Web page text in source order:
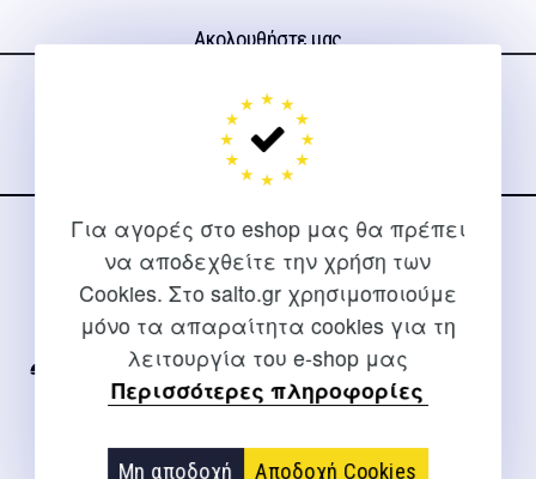
Για αγορές στο eshop μας θα πρέπει
να αποδεχθείτε την χρήση των
Cookies. Στο salto.gr χρησιμοποιούμε
μόνο τα απαραίτητα cookies για τη
λειτουργία του e-shop μας
Περισσότερες πληροφορίες
Μη αποδοχή Αποδοχή Cookies
25,00 €.
Ακολουθήστε μας
ΕΠΙΚΟΙΝΩΝΊΑ
Για διευκρινίσεις και υποστήριξη παραγγελιών μέσω του
Internet
Αγγελάκη 21, Θεσσαλονίκη